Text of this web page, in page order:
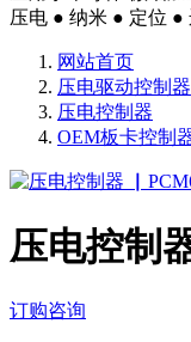
压电 ● 纳米 ● 定位 ●
网站首页
压电驱动控制器
压电控制器
OEM板卡控制
压电控制
订购咨询